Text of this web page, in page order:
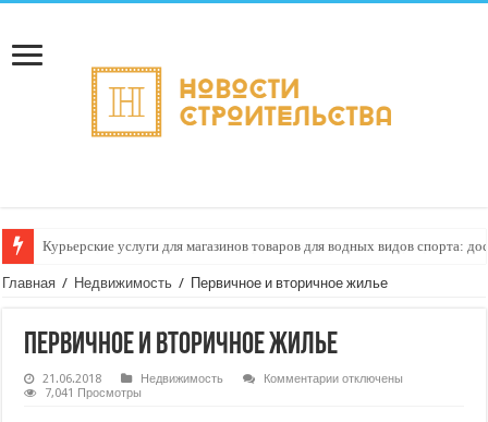
Курьерские услуги для магазинов товаров для водных видов спорта:
Как настроить автоматическое формирование рейтинга курьеров по
Главная / Недвижимость / Первичное и вторичное жилье
Первичное и вторичное жилье
21.06.2018 Недвижимость Комментариикотключены
7,041 Просмотры